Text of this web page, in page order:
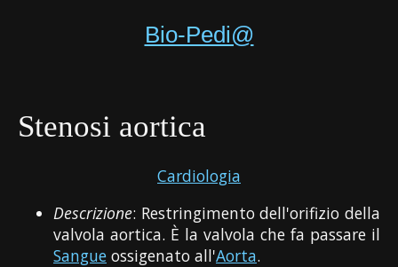
Bio-Pedi@
Stenosi aortica
Cardiologia
Descrizione: Restringimento dell'orifizio della
valvola aortica. È la valvola che fa passare il
Sangue ossigenato all'Aorta.